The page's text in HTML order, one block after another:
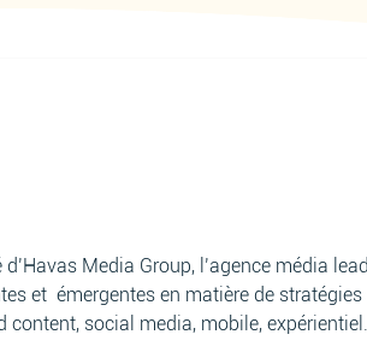
Media Group, l’agence média
et émergentes en matière de
content, social media, mobile,